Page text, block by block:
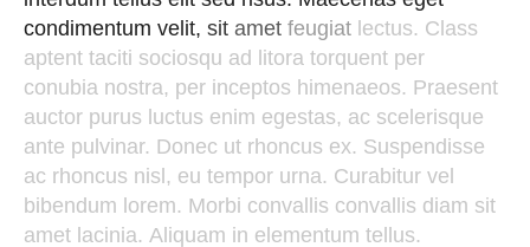
condimentum velit, sit amet feugiat lectus. Class
aptent taciti sociosqu ad litora torquent per
conubia nostra, per inceptos himenaeos. Praesent
auctor purus luctus enim egestas, ac scelerisque
ante pulvinar. Donec ut rhoncus ex. Suspendisse
ac rhoncus nisl, eu tempor urna. Curabitur vel
bibendum lorem. Morbi convallis convallis diam sit
amet lacinia. Aliquam in elementum tellus.